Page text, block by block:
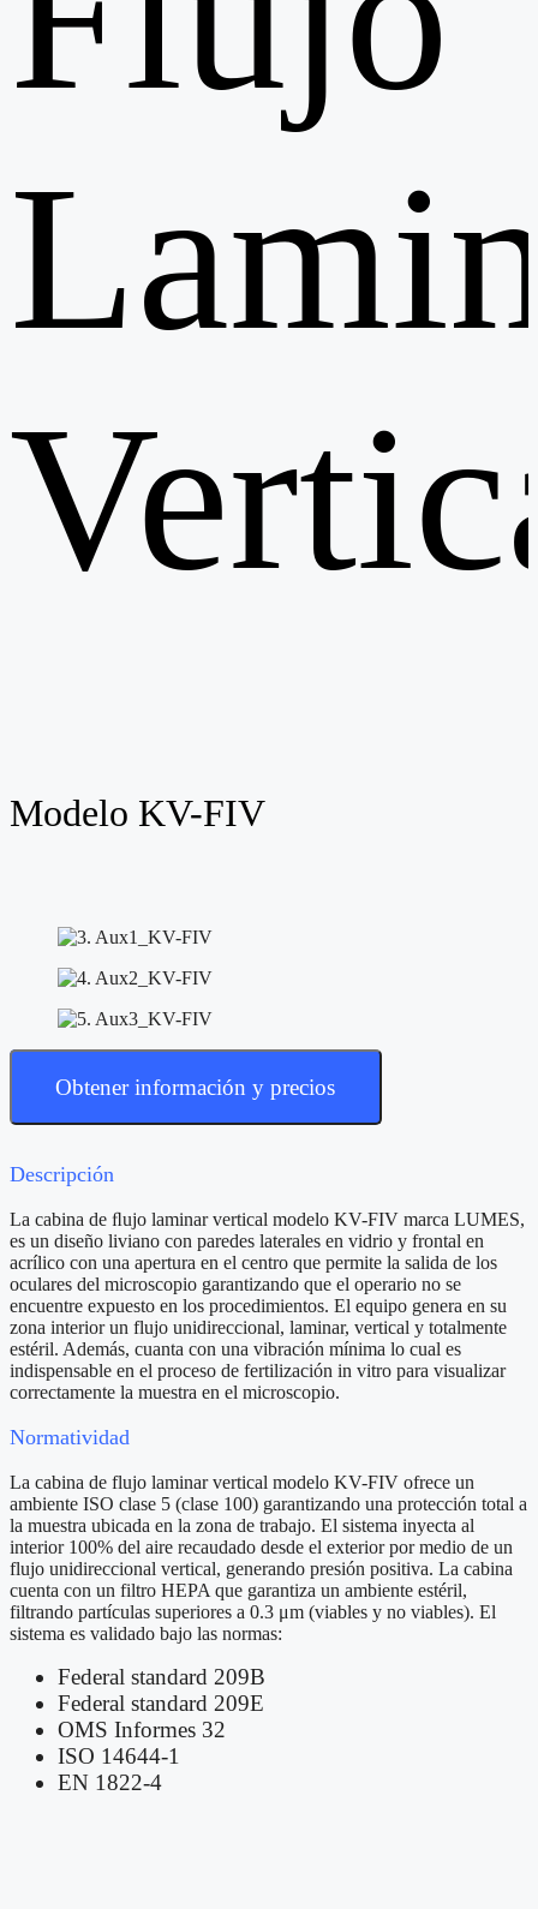
Modelo KV-FIV
Obtener información y precios
Descripción
La cabina de ﬂujo laminar vertical modelo KV-FIV marca LUMES,
es un diseño liviano con paredes laterales en vidrio y frontal en
acrílico con una apertura en el centro que permite la salida de los
oculares del microscopio garantizando que el operario no se
encuentre expuesto en los procedimientos. El equipo genera en su
zona interior un flujo unidireccional, laminar, vertical y totalmente
estéril. Además, cuanta con una vibración mínima lo cual es
indispensable en el proceso de fertilización in vitro para visualizar
correctamente la muestra en el microscopio.
Normatividad
La cabina de flujo laminar vertical modelo KV-FIV ofrece un
ambiente ISO clase 5 (clase 100) garantizando una protección total a
la muestra ubicada en la zona de trabajo. El sistema inyecta al
interior 100% del aire recaudado desde el exterior por medio de un
flujo unidireccional vertical, generando presión positiva. La cabina
cuenta con un filtro HEPA que garantiza un ambiente estéril,
filtrando partículas superiores a 0.3 μm (viables y no viables). El
sistema es validado bajo las normas:
Federal standard 209B
Federal standard 209E
OMS Informes 32
ISO 14644-1
EN 1822-4